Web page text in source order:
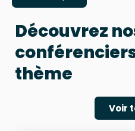
Découvrez
thème
Voir